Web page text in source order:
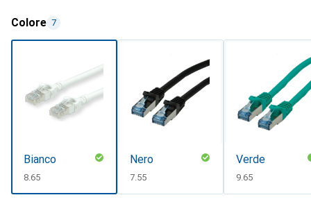
Colore 7
Bianco
CHF
8.65
Nero
CHF
7.55
Verde
CHF
9.65